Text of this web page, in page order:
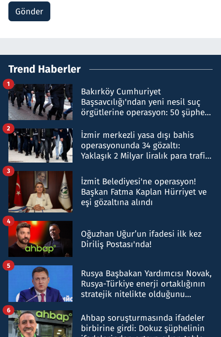
Gönder
Trend Haberler
Bakırköy Cumhuriyet
Başsavcılığı'ndan yeni nesil suç
örgütlerine operasyon: 50 şüpheli
1
İzmir merkezli yasa dışı bahis
operasyonunda 34 gözaltı:
Yaklaşık 2 Milyar liralık para trafiği
2
İzmit Belediyesi'ne operasyon!
Başkan Fatma Kaplan Hürriyet ve
eşi gözaltına alındı
3
Oğuzhan Uğur’un ifadesi ilk kez
Diriliş Postası'nda!
4
Rusya Başbakan Yardımcısı Novak,
Rusya-Türkiye enerji ortaklığının
stratejik nitelikte olduğunu
5
Ahbap soruşturmasında ifadeler
birbirine girdi: Dokuz şüphelinin
6